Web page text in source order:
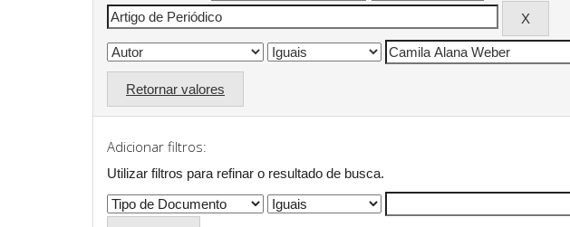
Retornar valores
Adicionar filtros:
Utilizar filtros para refinar o resultado de busca.